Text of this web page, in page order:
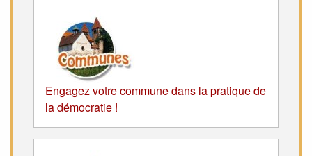
Engagez votre commune dans la pratique de
la démocratie !